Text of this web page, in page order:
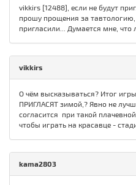
vikkirs [12488], если не будут
прошу прощения за
пригласили... Думается мне, что
vikkirs
О чём высказываться? Итог
ПРИГЛАСЯТ зимой,? Явно не
согласится при такой
чтобы играть на красавце -
kama2803